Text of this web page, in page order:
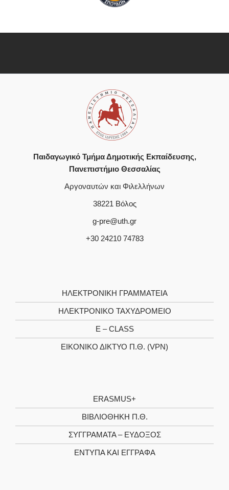
Παιδαγωγικό Τμήμα Δημοτικής Εκπαίδευσης,
Πανεπιστήμιο Θεσσαλίας
Αργοναυτών και Φιλελλήνων
38221 Βόλος
g-pre@uth.gr
+30 24210 74783
ΗΛΕΚΤΡΟΝΙΚΉ ΓΡΑΜΜΑΤΕΊΑ
ΗΛΕΚΤΡΟΝΙΚΌ ΤΑΧΥΔΡΟΜΕΊΟ
E – CLASS
ΕΙΚΟΝΙΚΌ ΔΊΚΤΥΟ Π.Θ. (VPN)
ERASMUS+
ΒΙΒΛΙΟΘΉΚΗ Π.Θ.
ΣΥΓΓΡΆΜΑΤΑ – ΕΎΔΟΞΟΣ
ΈΝΤΥΠΑ ΚΑΙ ΈΓΓΡΑΦΑ